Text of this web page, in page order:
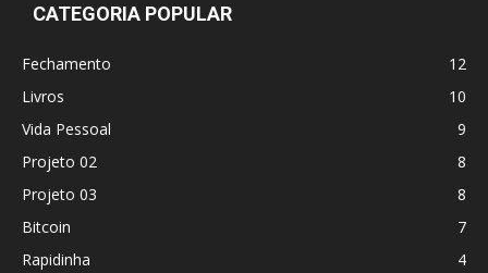
CATEGORIA POPULAR
Fechamento
12
Livros
10
Vida Pessoal
9
Projeto 02
8
Projeto 03
8
Bitcoin
7
Rapidinha
4